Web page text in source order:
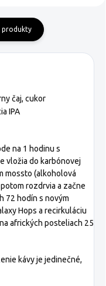
produkty
čaj, cukor
IPA
na 1 hodinu s
vložia do karbónovej
mossto (alkoholová
rozdrvia a začne
72 hodín s novým
Hops a recirkuláciu
afrických posteliach 25
kávy je jedinečné,